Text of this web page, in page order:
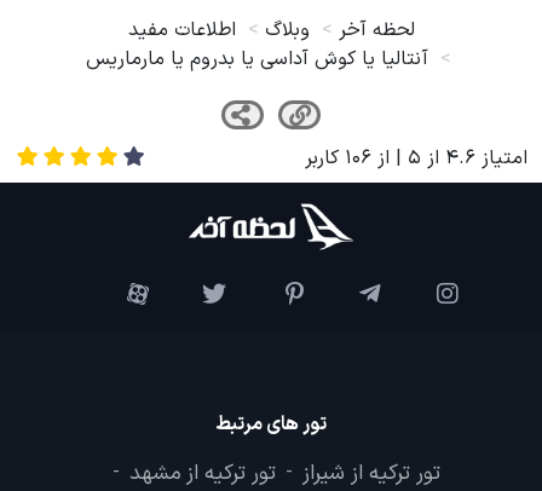
لحظه آخر وبلاگ
اطلاعات مفید
آنتالیا یا کوش آداسی یا بدروم یا مارماریس
امتیاز 4.6 از 5 | از 106 کاربر
تور های مرتبط
تور ترکیه از شیراز - تور ترکیه از مشهد -